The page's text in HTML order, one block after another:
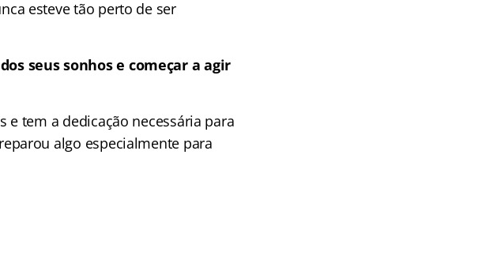
esteve tão perto de ser
seus sonhos e começar a agir
e tem a dedicação necessária para
algo especialmente para